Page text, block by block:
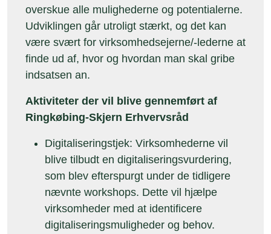
overskue alle mulighederne og potentialerne.
Udviklingen går utroligt stærkt, og det kan
være svært for virksomhedsejerne/-lederne at
finde ud af, hvor og hvordan man skal gribe
indsatsen an.
Aktiviteter der vil blive gennemført af
Ringkøbing-Skjern Erhvervsråd
Digitaliseringstjek: Virksomhederne vil
blive tilbudt en digitaliseringsvurdering,
som blev efterspurgt under de tidligere
nævnte workshops. Dette vil hjælpe
virksomheder med at identificere
digitaliseringsmuligheder og behov.